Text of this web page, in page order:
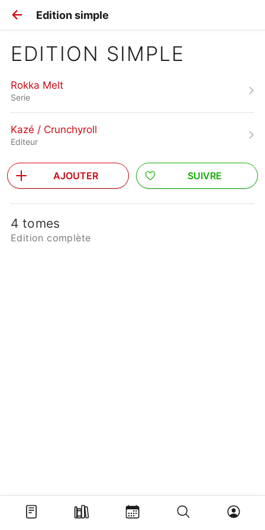
Edition simple
EDITION SIMPLE
Rokka Melt
Serie
Kazé / Crunchyroll
Editeur
AJOUTER SUIVRE
4 tomes
Edition complète